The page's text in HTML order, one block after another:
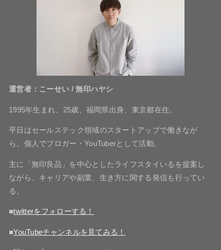
運営者：こーせい / 無印ハヤシ
1995年生まれ、25歳、福岡県出身、東京都在住。
平日はセールステック領域のスタートアップで働きなが
ら、個人でブロガー・YouTuberとして活動。
主に「無印良品」を中心としたライフスタイいるを提案し
ながら、キャリアや副業、生き方に関する発信も行ってい
る。
■twitterをフォローする！
■YouTubeチャンネルを見てみる！